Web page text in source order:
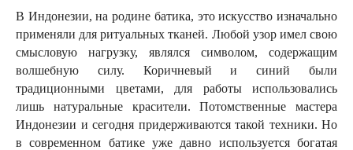
В Индонезии, на родине батика, это искусство изначально
применяли для ритуальных тканей. Любой узор имел свою
смысловую нагрузку, являлся символом, содержащим
волшебную силу. Коричневый и синий были
традиционными цветами, для работы использовались
лишь натуральные красители. Потомственные мастера
Индонезии и сегодня придерживаются такой техники. Но
в современном батике уже давно используется богатая